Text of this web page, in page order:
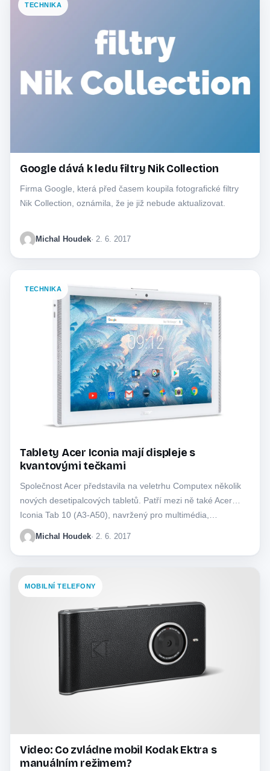
TECHNIKA
Google dává k ledu filtry Nik Collection
Firma Google, která před časem koupila fotografické filtry
Nik Collection, oznámila, že je již nebude aktualizovat.
Michal Houdek· 2. 6. 2017
TECHNIKA
Tablety Acer Iconia mají displeje s
kvantovými tečkami
Společnost Acer představila na veletrhu Computex několik
nových desetipalcových tabletů. Patří mezi ně také Acer
Iconia Tab 10 (A3-A50), navržený pro multimédia,…
Michal Houdek· 2. 6. 2017
MOBILNÍ TELEFONY
Video: Co zvládne mobil Kodak Ektra s
manuálním režimem?